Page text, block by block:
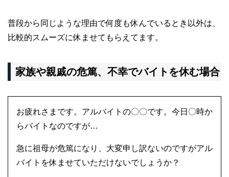
普段から同じような理由で何度も休んでいるとき以外は、
比較的スムーズに休ませてもらえてます。
家族や親戚の危篤、不幸でバイトを休む場合
お疲れさまです。アルバイトの〇〇です。今日〇時か
らバイトなのですが…
急に祖母が危篤になり、大変申し訳ないのですがアル
バイトを休ませていただけないでしょうか？